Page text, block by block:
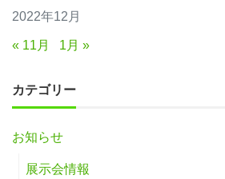
2022年12月
« 11月 1月 »
カテゴリー
お知らせ
展示会情報